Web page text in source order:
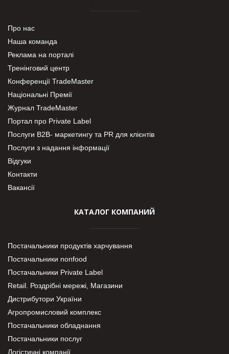
Про нас
Наша команда
Реклама на порталі
Тренінговий центр
Конференції TradeMaster
Національні Премії
Журнал TradeMaster
Портал про Private Label
Послуги В2В- маркетингу та PR для клієнтів
Послуги з надання інформації
Відгуки
Контакти
Вакансії
КАТАЛОГ КОМПАНИЙ
Постачальники продуктів харчування
Постачальники nonfood
Постачальники Private Label
Retail. Роздрібні мережі, Магазини
Дистрибутори України
Агропромисловий комплекс
Постачальники обладнання
Постачальники послуг
Логістичні компанії